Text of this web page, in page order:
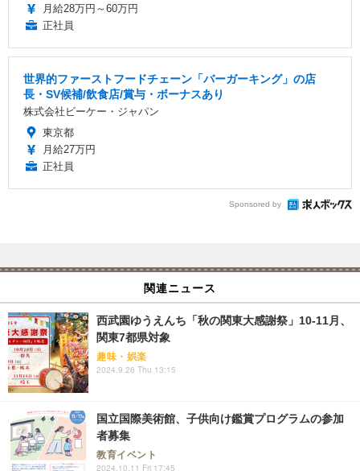
月給28万円～60万円
正社員
世界的ファーストフードチェーン「バーガーキング」の店
長・SV候補/飲食店/賞与・ボーナスあり
株式会社ビーケー・ジャパン
東京都
月給27万円
正社員
Sponsored by
関連ニュース
西武園ゆうえんち「秋の関東大感謝祭」10-11月、
関東7都県対象
趣味・娯楽
2024.9.26 Thu 13:15
国立国際美術館、子供向け鑑賞プログラムの参加
者募集
教育イベント
2024.10.11 Fri 17:45